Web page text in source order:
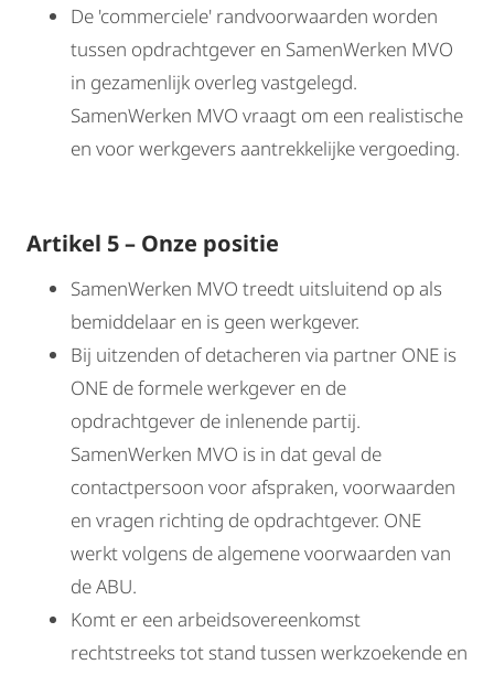
De 'commerciele' randvoorwaarden worden
tussen opdrachtgever en SamenWerken MVO
in gezamenlijk overleg vastgelegd.
SamenWerken MVO vraagt om een realistische
en voor werkgevers aantrekkelijke vergoeding.
Artikel 5 – Onze positie
SamenWerken MVO treedt uitsluitend op als
bemiddelaar en is geen werkgever.
Bij uitzenden of detacheren via partner ONE is
ONE de formele werkgever en de
opdrachtgever de inlenende partij.
SamenWerken MVO is in dat geval de
contactpersoon voor afspraken, voorwaarden
en vragen richting de opdrachtgever. ONE
werkt volgens de algemene voorwaarden van
de ABU.
Komt er een arbeidsovereenkomst
rechtstreeks tot stand tussen werkzoekende en